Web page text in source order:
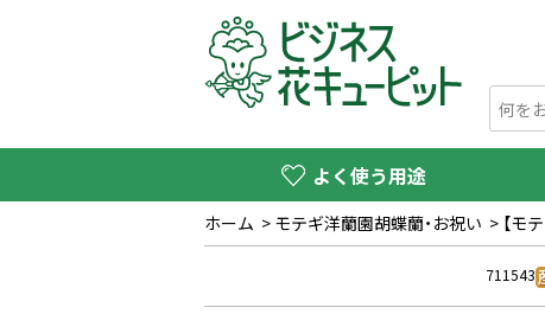
よく使う用途
ホーム > モテギ洋蘭園胡蝶蘭・お祝い > 【モ
711543